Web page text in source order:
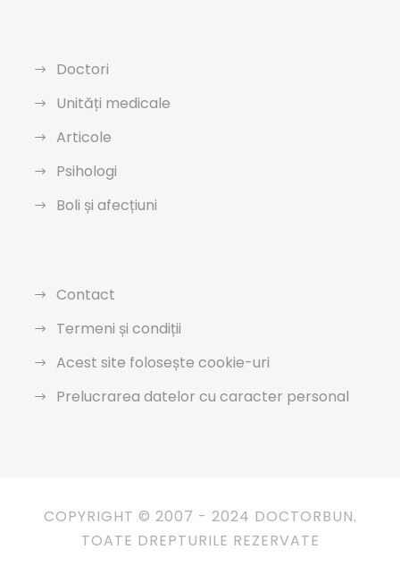
Doctori
Unități medicale
Articole
Psihologi
Boli și afecțiuni
Contact
Termeni și condiții
Acest site folosește cookie-uri
Prelucrarea datelor cu caracter personal
COPYRIGHT © 2007 - 2024 DOCTORBUN.
TOATE DREPTURILE REZERVATE